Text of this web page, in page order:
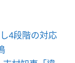
4段階の対応